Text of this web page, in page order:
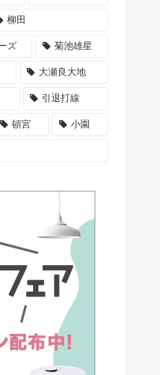
柳田
ズ 菊池雄星
大瀬良大地
引退打線
頓宮 小園